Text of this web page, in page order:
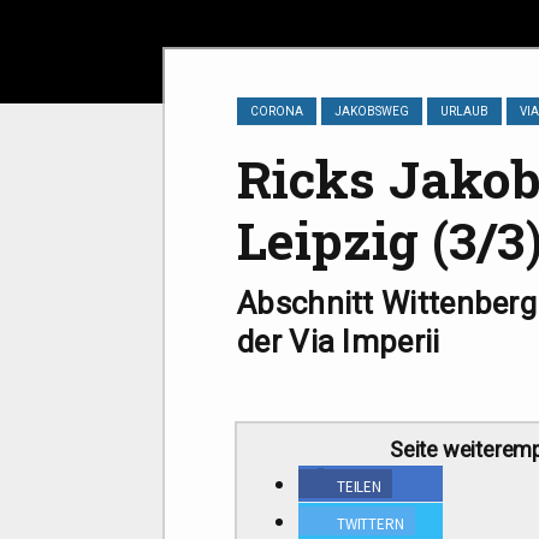
CORONA JAKOBSWEG URLAUB VIA
Ricks
Leipzig (3/​3)
Abschnitt
der Via Imperii
Sei­te
TEI­LEN
TWIT­TERN